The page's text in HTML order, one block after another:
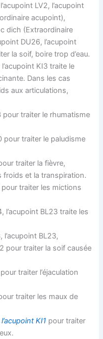
LV2, l’acupoint
acupoint),
dich (Extraordinaire
DU26, l’acupoint
la soif, boire trop d’eau.
KI3 traite le
Dans les cas
aux articulations,
pour traiter le rhumatisme
pour traiter le paludisme
traiter la fièvre,
froids et la transpiration.
traiter les mictions
l’acupoint BL23 traite les
l’acupoint BL23,
pour traiter la soif causée
traiter l’éjaculation
traiter les maux de
l’acupoint KI1 pour traiter